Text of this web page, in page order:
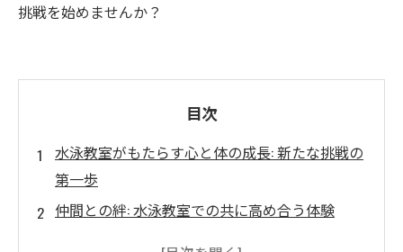
挑戦を始めませんか？
目次
水泳教室がもたらす心と体の成長: 新たな挑戦の
第一歩
仲間との絆: 水泳教室での共に高め合う体験
自信を育む水中の冒険: 子どもたちの成長物語